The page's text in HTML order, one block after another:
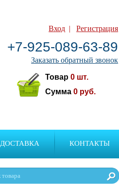
Вход |Регистрация
+7-925-089-63-89
Заказать обратный звонок
Товар0 шт.
Сумма0 руб.
ДОСТАВКА КОНТАКТЫ